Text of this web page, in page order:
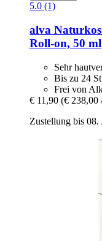
5.0 (1)
alva
Roll-​on, 50 ml
Sehr
Bis zu 24
Frei von
€ 11,90 (€ 238,00
Zustellung bis 08.